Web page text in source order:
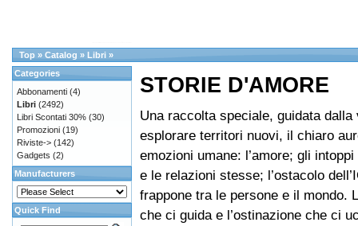
Top » Catalog » Libri »
STORIE D'AMORE
Una raccolta speciale, guidata dalla
esplorare territori nuovi, il chiaro
emozioni umane: l’amore; gli
e le relazioni stesse; l’ostacolo
frappone tra le persone e il mondo.
che ci guida e l’ostinazione che ci
Categories
Abbonamenti (4)
Libri (2492)
Libri Scontati 30% (30)
Promozioni (19)
Riviste-> (142)
Gadgets (2)
Manufacturers
Quick Find